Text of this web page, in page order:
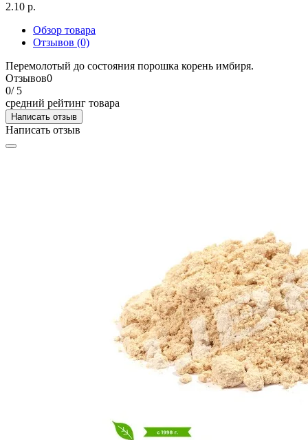
2.10 р.
Обзор товара
Отзывов (0)
Перемолотый до состояния порошка корень имбиря.
Отзывов0
0/ 5
средний рейтинг товара
Написать отзыв
Написать отзыв